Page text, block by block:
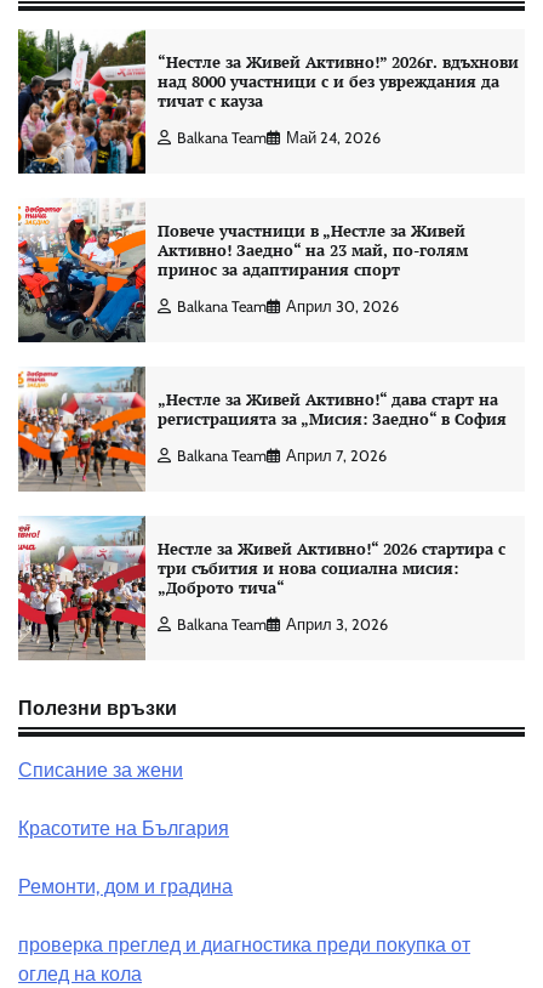
“Нестле за Живей Aктивно!” 2026г. вдъхнови
над 8000 участници с и без увреждания да
тичат с кауза
Balkana Team Май 24, 2026
Повече участници в „Нестле за Живей
Активно! Заедно“ на 23 май, по-голям
принос за адаптирания спорт
Balkana Team Април 30, 2026
„Нестле за Живей Активно!“ дава старт на
регистрацията за „Мисия: Заедно“ в София
Balkana Team Април 7, 2026
Нестле за Живей Активно!“ 2026 стартира с
три събития и нова социална мисия:
„Доброто тича“
Balkana Team Април 3, 2026
Полезни връзки
Списание за жени
Красотите на България
Ремонти, дом и градина
проверка преглед и диагностика преди покупка от
оглед на кола